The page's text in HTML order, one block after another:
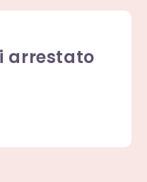
arrestato